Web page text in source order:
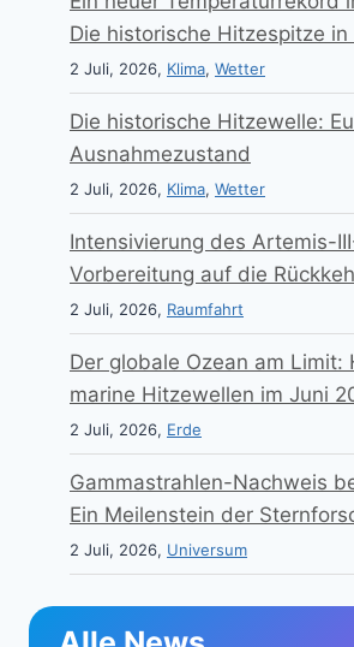
Die historische Hitzespitze in
2 Juli, 2026, Klima, Wetter
Die historische Hitzewelle:
Ausnahmezustand
2 Juli, 2026, Klima, Wetter
Intensivierung des Artemis-
Vorbereitung auf die
2 Juli, 2026, Raumfahrt
Der globale Ozean am Limit:
marine Hitzewellen im Juni
2 Juli, 2026, Erde
Gammastrahlen-Nachweis
Ein Meilenstein der
2 Juli, 2026, Universum